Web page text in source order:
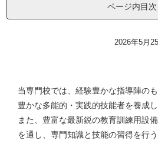
ページ内目次
2026年5月
当専門校では、経験豊かな指導陣の
豊かな多能的・実践的技能者を養成し
また、豊富な最新鋭の教育訓練用設
を通し、専門知識と技能の習得を行